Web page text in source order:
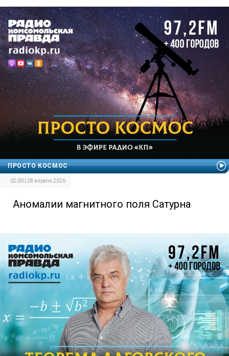
ПРОСТО КОСМОС
02:00 | 28 апреля 2026
Аномалии магнитного поля Сатурна